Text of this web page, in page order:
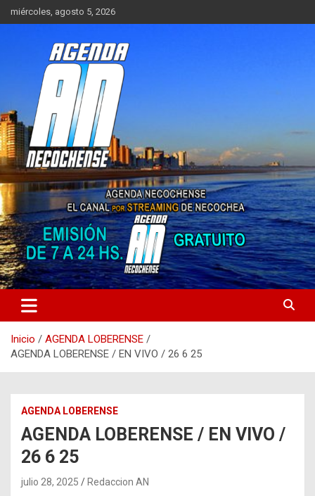
Saltar
al
miércoles, agosto 5, 2026
AGENDA NECOCHENSE
Sitio de Noticias de Necochea y zona
Inicio
AGENDA LOBERENSE
AGENDA LOBERENSE / EN VIVO / 26 6 25
AGENDA LOBERENSE
AGENDA LOBERENSE / EN VIVO /
26 6 25
julio 28, 2025 Redaccion AN